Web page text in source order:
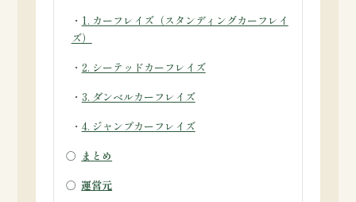
・ 1. カーフレイズ（スタンディングカーフレイ
ズ）
・ 2. シーテッドカーフレイズ
・ 3. ダンベルカーフレイズ
・ 4. ジャンプカーフレイズ
○ まとめ
○運営元